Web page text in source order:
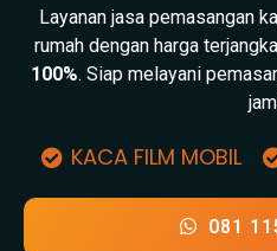
Layanan jasa pemasangan
rumah dengan harga
100%. Siap melayani
KACA FILM MOBIL
081